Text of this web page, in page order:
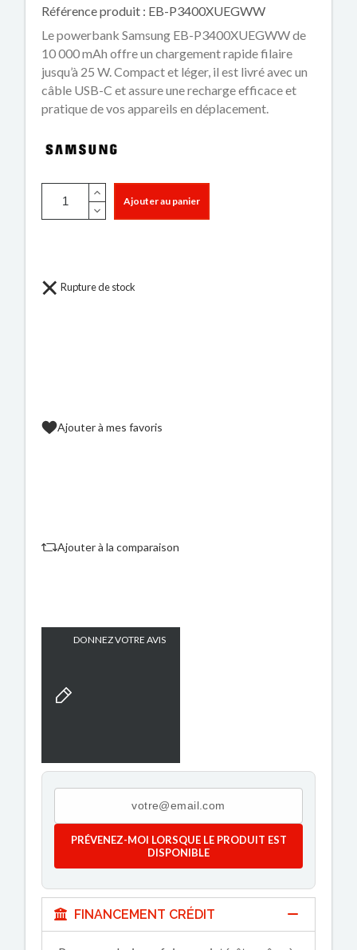
Référence produit : EB-P3400XUEGWW
Le powerbank Samsung EB-P3400XUEGWW de
10 000 mAh offre un chargement rapide filaire
jusqu’à 25 W. Compact et léger, il est livré avec un
câble USB-C et assure une recharge efficace et
pratique de vos appareils en déplacement.
Ajouter au panier
Rupture de stock
Ajouter à mes favoris
Ajouter à la comparaison
DONNEZ VOTRE AVIS
PRÉVENEZ-MOI LORSQUE LE PRODUIT EST
DISPONIBLE
FINANCEMENT CRÉDIT